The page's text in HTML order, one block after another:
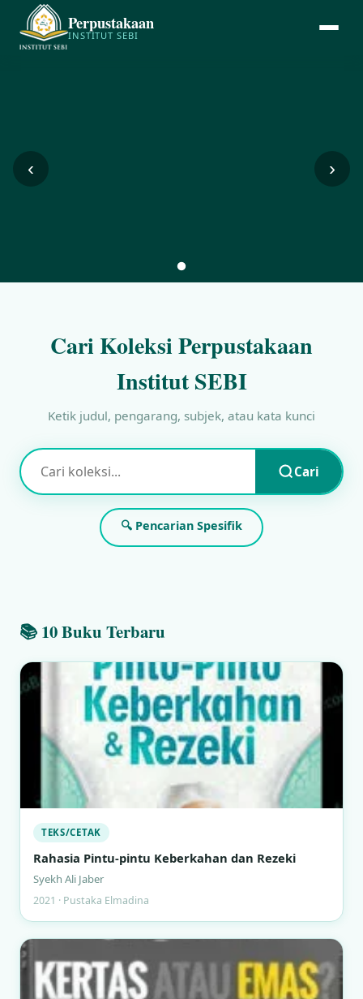
Perpustakaan
INSTITUT SEBI
‹ ›
Cari Koleksi Perpustakaan
Institut SEBI
Ketik judul, pengarang, subjek, atau kata kunci
Cari
🔍 Pencarian Spesifik
📚 10 Buku Terbaru
TEKS/CETAK
Rahasia Pintu-pintu Keberkahan dan Rezeki
Syekh Ali Jaber
2021 · Pustaka Elmadina